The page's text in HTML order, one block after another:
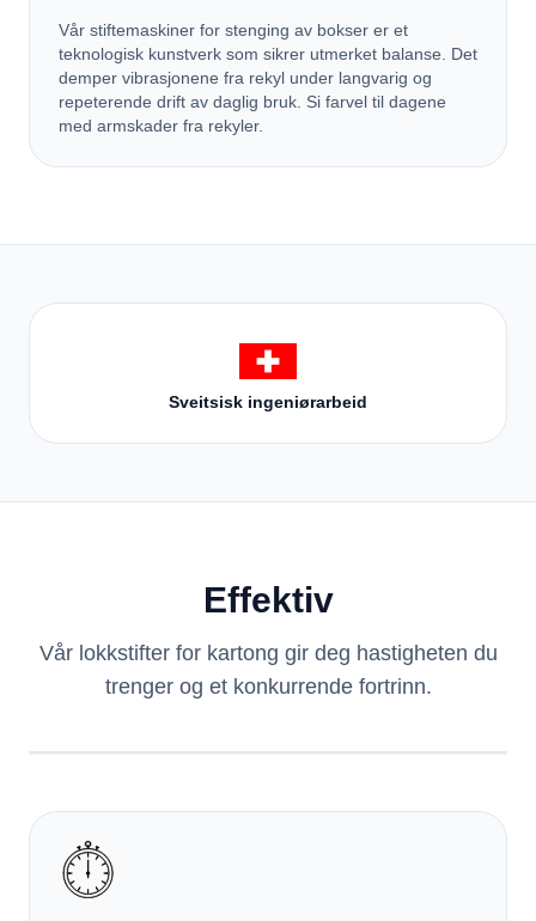
Vår stiftemaskiner for stenging av bokser er et
teknologisk kunstverk som sikrer utmerket balanse. Det
demper vibrasjonene fra rekyl under langvarig og
repeterende drift av daglig bruk. Si farvel til dagene
med armskader fra rekyler.
Sveitsisk ingeniørarbeid
Effektiv
Vår lokkstifter for kartong gir deg hastigheten du
trenger og et konkurrende fortrinn.